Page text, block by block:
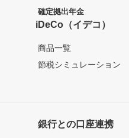
確定拠出年金
iDeCo（イデコ）
商品一覧
節税シミュレーション
銀行との口座連携